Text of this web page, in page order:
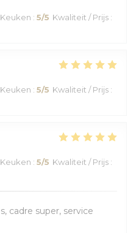
Keuken : 5/5 Kwaliteit / Prijs :
Keuken : 5/5 Kwaliteit / Prijs :
Keuken : 5/5 Kwaliteit / Prijs :
cadre super, service